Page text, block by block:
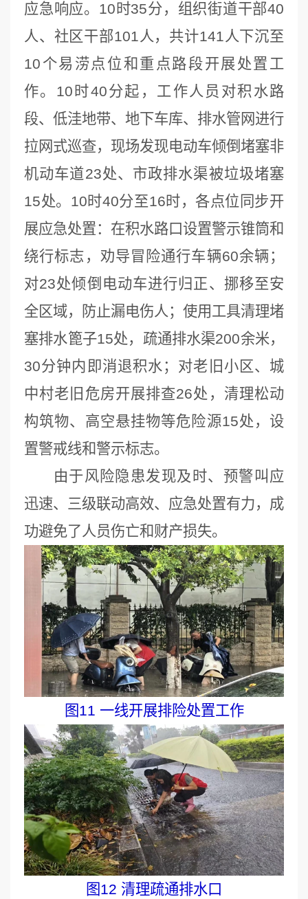
应急响应。10时35分，组织街道干部40
人、社区干部101人，共计141人下沉至
10个易涝点位和重点路段开展处置工
作。10时40分起，工作人员对积水路
段、低洼地带、地下车库、排水管网进行
拉网式巡查，现场发现电动车倾倒堵塞非
机动车道23处、市政排水渠被垃圾堵塞
15处。10时40分至16时，各点位同步开
展应急处置：在积水路口设置警示锥筒和
绕行标志，劝导冒险通行车辆60余辆；
对23处倾倒电动车进行归正、挪移至安
全区域，防止漏电伤人；使用工具清理堵
塞排水篦子15处，疏通排水渠200余米，
30分钟内即消退积水；对老旧小区、城
中村老旧危房开展排查26处，清理松动
构筑物、高空悬挂物等危险源15处，设
置警戒线和警示标志。
由于风险隐患发现及时、预警叫应
迅速、三级联动高效、应急处置有力，成
功避免了人员伤亡和财产损失。
图11 一线开展排险处置工作
图12 清理疏通排水口